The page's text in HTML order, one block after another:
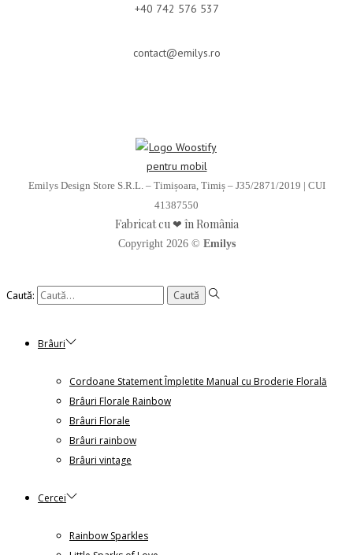
+40 742 576 537
contact@emilys.ro
Emilys Design Store S.R.L. – Timișoara, Timiș – J35/2871/2019 | CUI
41387550
Fabricat cu ❤ în România
Copyright 2026 © Emilys
Caută:
Brâuri
Cordoane Statement Împletite Manual cu Broderie Florală
Brâuri Florale Rainbow
Brâuri Florale
Brâuri rainbow
Brâuri vintage
Cercei
Rainbow Sparkles